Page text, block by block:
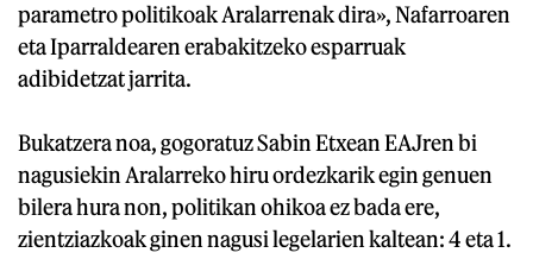
parametro politikoak Aralarrenak dira», Nafarroaren
eta Iparraldearen erabakitzeko esparruak
adibidetzat jarrita.
Bukatzera noa, gogoratuz Sabin Etxean EAJren bi
nagusiekin Aralarreko hiru ordezkarik egin genuen
bilera hura non, politikan ohikoa ez bada ere,
zientziazkoak ginen nagusi legelarien kaltean: 4 eta 1.